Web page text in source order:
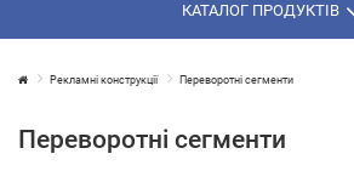
КАТАЛОГ ПРОДУКТІВ
Рекламнi конструкції Переворотні сегменти
Переворотні сегменти